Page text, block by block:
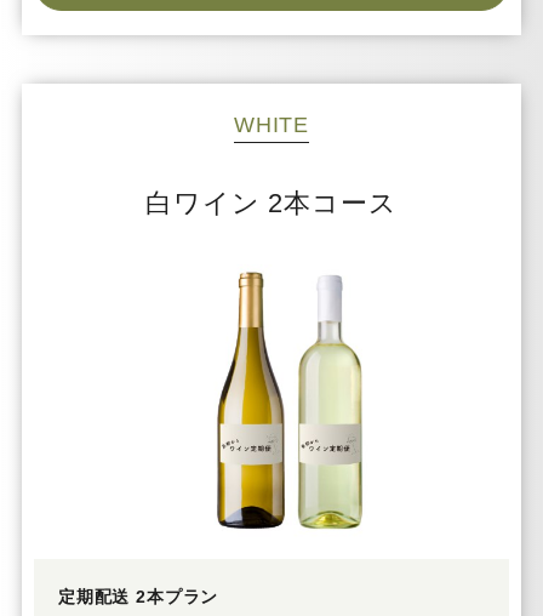
WHITE
白ワイン 2本コース
定期配送 2本プラン